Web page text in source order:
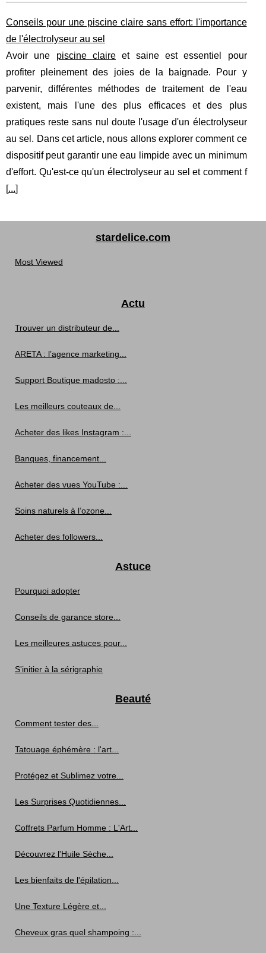
Conseils pour une piscine claire sans effort: l'importance
de l'électrolyseur au sel
Avoir une piscine claireet saine est essentiel pour
profiter pleinement des joies de la baignade. Pour y
parvenir, différentes méthodes de traitement de l'eau
existent, mais l'une des plus efficaces et des plus
pratiques reste sans nul doute l'usage d'un électrolyseur
au sel. Dans cet article, nous allons explorer comment ce
dispositif peut garantir une eau limpide avec un minimum
d'effort. Qu'est-ce qu'un électrolyseur au sel et comment f
[...]
stardelice.com
Most Viewed
Actu
Trouver un distributeur de...
ARETA : l’agence marketing...
Support Boutique madosto :...
Les meilleurs couteaux de...
Acheter des likes Instagram :...
Banques, financement...
Acheter des vues YouTube :...
Soins naturels à l’ozone...
Acheter des followers...
Astuce
Pourquoi adopter
Conseils de garance store...
Les meilleures astuces pour...
S'initier à la sérigraphie
Beauté
Comment tester des...
Tatouage éphémère : l'art...
Protégez et Sublimez votre...
Les Surprises Quotidiennes...
Coffrets Parfum Homme : L'Art...
Découvrez l'Huile Sèche...
Les bienfaits de l'épilation...
Une Texture Légère et...
Cheveux gras quel shampoing :...